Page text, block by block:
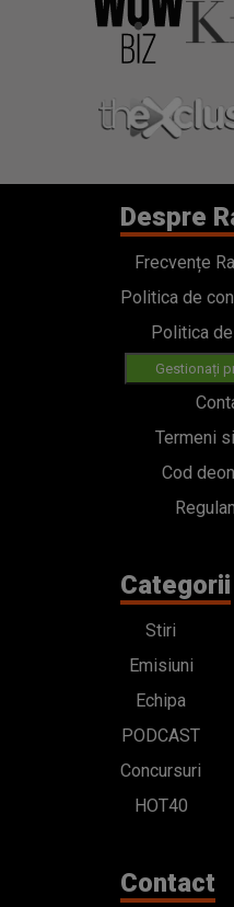
Despre
Frecvențe
Politica de
Politica
Gestionați
Termeni
Cod
Categorii
Stiri
Emisiuni
Echipa
PODCAST
Concursuri
HOT40
Contact